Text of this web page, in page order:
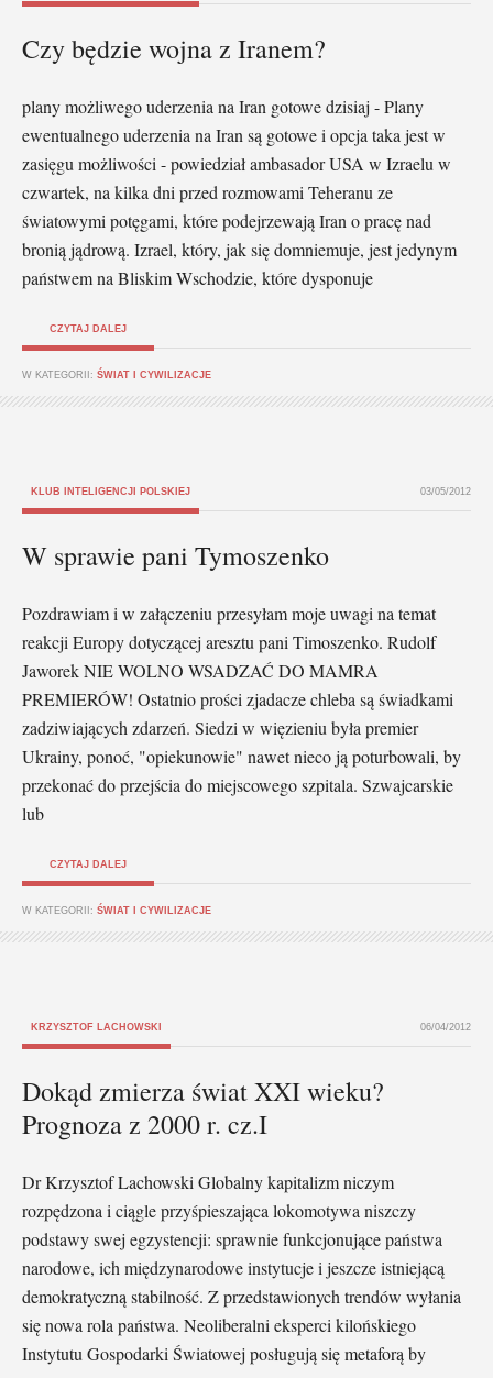
Czy będzie wojna z Iranem?
plany możliwego uderzenia na Iran gotowe dzisiaj - Plany
ewentualnego uderzenia na Iran są gotowe i opcja taka jest w
zasięgu możliwości - powiedział ambasador USA w Izraelu w
czwartek, na kilka dni przed rozmowami Teheranu ze
światowymi potęgami, które podejrzewają Iran o pracę nad
bronią jądrową. Izrael, który, jak się domniemuje, jest jedynym
państwem na Bliskim Wschodzie, które dysponuje
CZYTAJ DALEJ
W KATEGORII: ŚWIAT I CYWILIZACJE
KLUB INTELIGENCJI POLSKIEJ 03/05/2012
W sprawie pani Tymoszenko
Pozdrawiam i w załączeniu przesyłam moje uwagi na temat
reakcji Europy dotyczącej aresztu pani Timoszenko. Rudolf
Jaworek NIE WOLNO WSADZAĆ DO MAMRA
PREMIERÓW! Ostatnio prości zjadacze chleba są świadkami
zadziwiających zdarzeń. Siedzi w więzieniu była premier
Ukrainy, ponoć, "opiekunowie" nawet nieco ją poturbowali, by
przekonać do przejścia do miejscowego szpitala. Szwajcarskie
lub
CZYTAJ DALEJ
W KATEGORII: ŚWIAT I CYWILIZACJE
KRZYSZTOF LACHOWSKI 06/04/2012
Dokąd zmierza świat XXI wieku?
Prognoza z 2000 r. cz.I
Dr Krzysztof Lachowski Globalny kapitalizm niczym
rozpędzona i ciągle przyśpieszająca lokomotywa niszczy
podstawy swej egzystencji: sprawnie funkcjonujące państwa
narodowe, ich międzynarodowe instytucje i jeszcze istniejącą
demokratyczną stabilność. Z przedstawionych trendów wyłania
się nowa rola państwa. Neoliberalni eksperci kilońskiego
Instytutu Gospodarki Światowej posługują się metaforą by